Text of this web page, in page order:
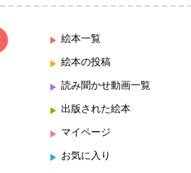
絵本一覧
絵本の投稿
読み聞かせ動画一覧
出版された絵本
マイページ
お気に入り